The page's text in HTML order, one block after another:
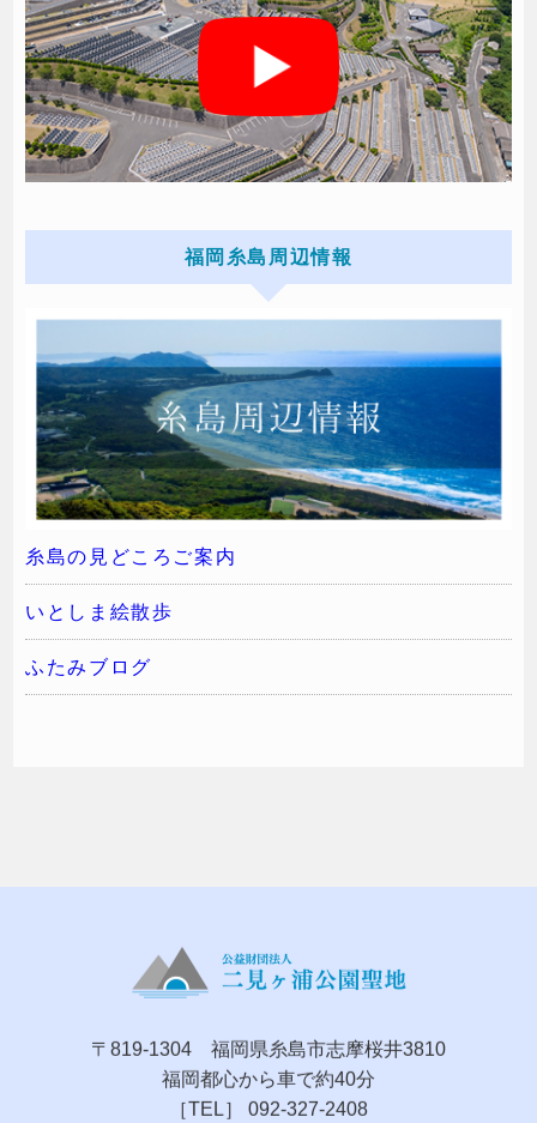
福岡糸島周辺情報
糸島の見どころご案内
いとしま絵散歩
ふたみブログ
〒819-1304 福岡県糸島市志摩桜井3810
福岡都心から車で約40分
［TEL］ 092-327-2408